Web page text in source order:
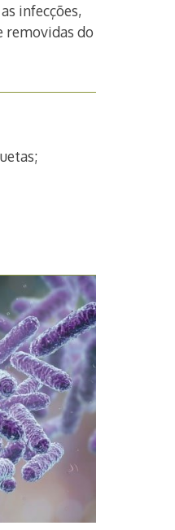
infecções,
removidas do